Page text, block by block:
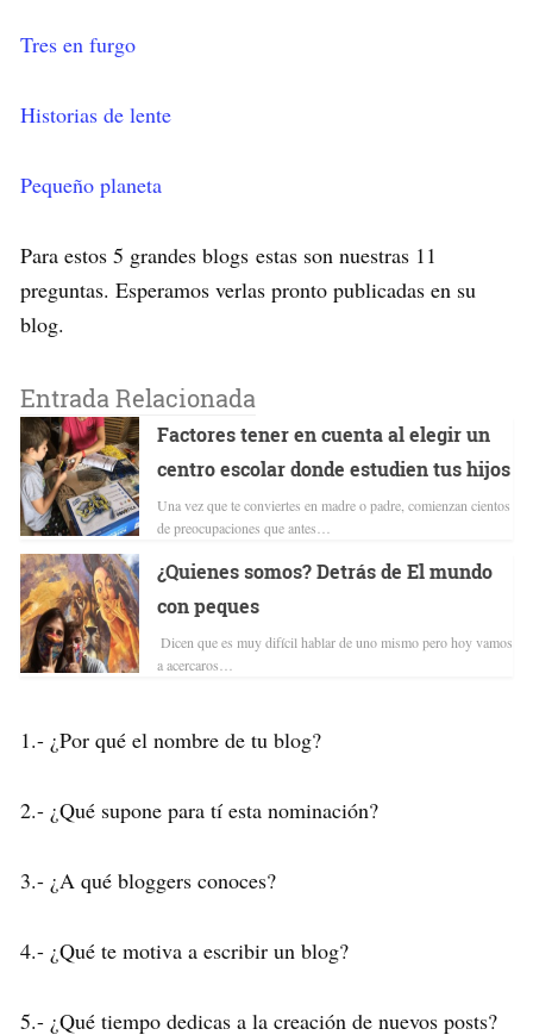
Tres en furgo
Historias de lente
Pequeño planeta
Para estos 5 grandes blogs estas son nuestras 11
preguntas. Esperamos verlas pronto publicadas en su
blog.
Entrada Relacionada
Factores tener en cuenta al elegir un
centro escolar donde estudien tus hijos
Una vez que te conviertes en madre o padre, comienzan cientos
de preocupaciones que antes…
¿Quienes somos? Detrás de El mundo
con peques
Dicen que es muy difícil hablar de uno mismo pero hoy vamos
a acercaros…
1.- ¿Por qué el nombre de tu blog?
2.- ¿Qué supone para tí esta nominación?
3.- ¿A qué bloggers conoces?
4.- ¿Qué te motiva a escribir un blog?
5.- ¿Qué tiempo dedicas a la creación de nuevos posts?